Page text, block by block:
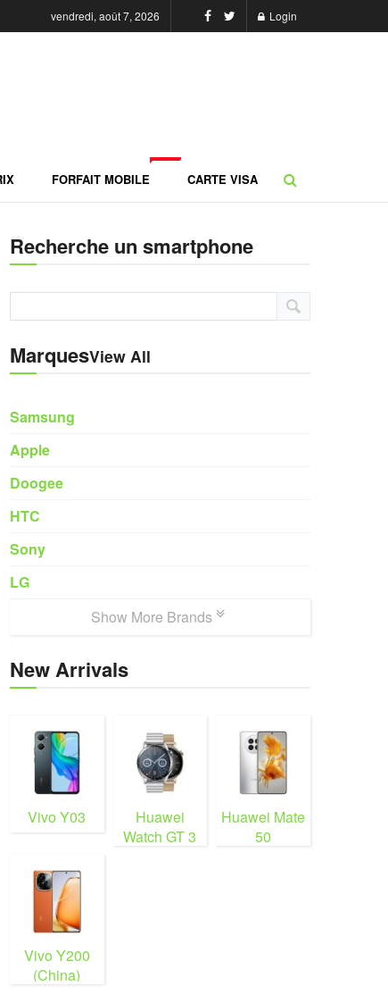
vendredi, août 7, 2026 Login
FORFAIT MOBILE CARTE VISA
Recherche un smartphone
MarquesView All
Samsung
Apple
Doogee
HTC
Sony
LG
Show More Brands
New Arrivals
Vivo Y03
Huawei
Watch GT 3
Huawei Mate
50
Vivo Y200
(China)